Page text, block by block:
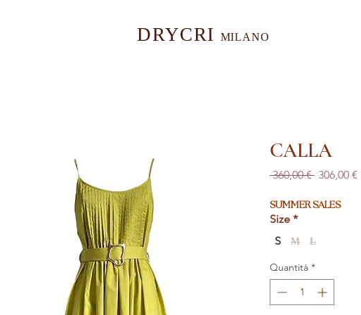
DRYCRI MILANO
CALLA
360,00 € Prezzo
306,00 €
SUMMER SALES
Size *
S
M L
Quantità *